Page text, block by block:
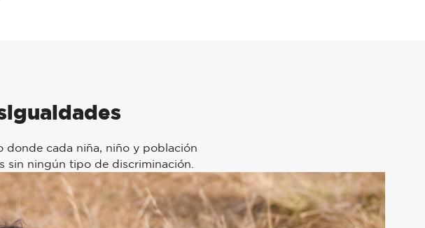
donde cada niña, niño y población
sin ningún tipo de discriminación.